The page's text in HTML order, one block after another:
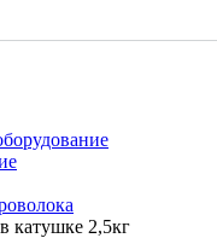
катушке 2,5кг